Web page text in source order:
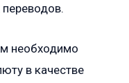
необходимо
в качестве